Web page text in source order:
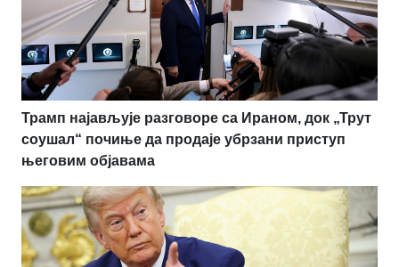
Трамп најављује разговоре са Ираном, док „Трут
соушал“ почиње да продаје убрзани приступ
његовим објавама